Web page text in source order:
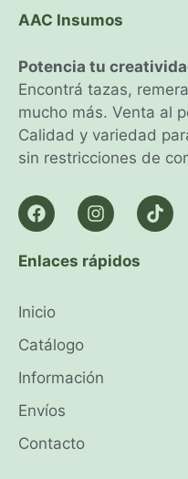
AAC Insumos
Potencia tu
Encontrá tazas,
mucho más. Venta al
Calidad y variedad
sin restricciones de
Enlaces rápidos
Inicio
Catálogo
Información
Envíos
Contacto